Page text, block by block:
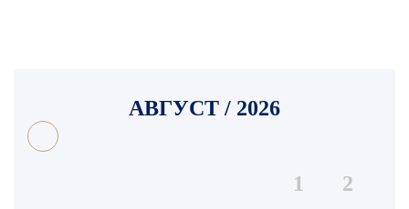
АВГУСТ / 2026
1
2